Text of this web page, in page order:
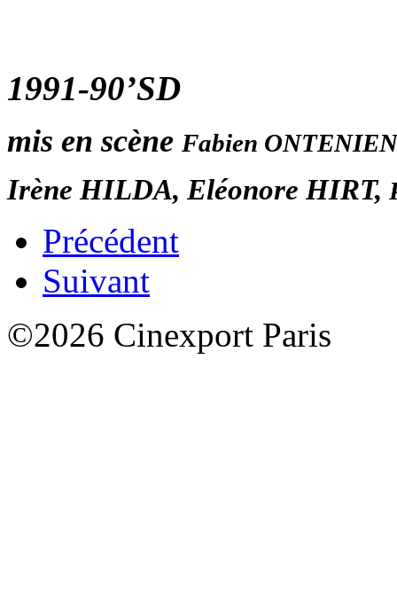
1991-90’SD
mis en scène Fabien
Irène HILDA, Eléonore HIRT,
Précédent
Suivant
©2026 Cinexport Paris